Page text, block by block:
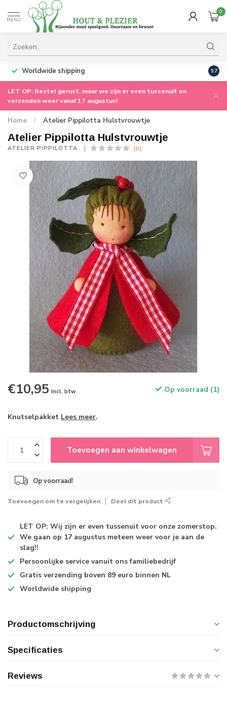
MENU
0
Worldwide shipping 9.7
LET OP: Bestel gerust, maar we zijn er even tussenuit en
verzenden weer vanaf 17 augustus!
Home / Atelier Pippilotta Hulstvrouwtje
Atelier Pippilotta Hulstvrouwtje
ATELIER PIPPILOTTA (0)
€10,95 Incl. btw Op voorraad (1)
Knutselpakket Lees meer.
Toevoegen aan winkelwagen
Op voorraad!
Toevoegen om te vergelijken Deel dit product
LET OP: Wij zijn er even tussenuit voor onze zomerstop.
We gaan op 17 augustus meteen weer voor je aan de
slag!!
Persoonlijke service vanuit ons familiebedrijf
Gratis verzending boven 89 euro binnen NL
Worldwide shipping
Productomschrijving
Specificaties
Reviews